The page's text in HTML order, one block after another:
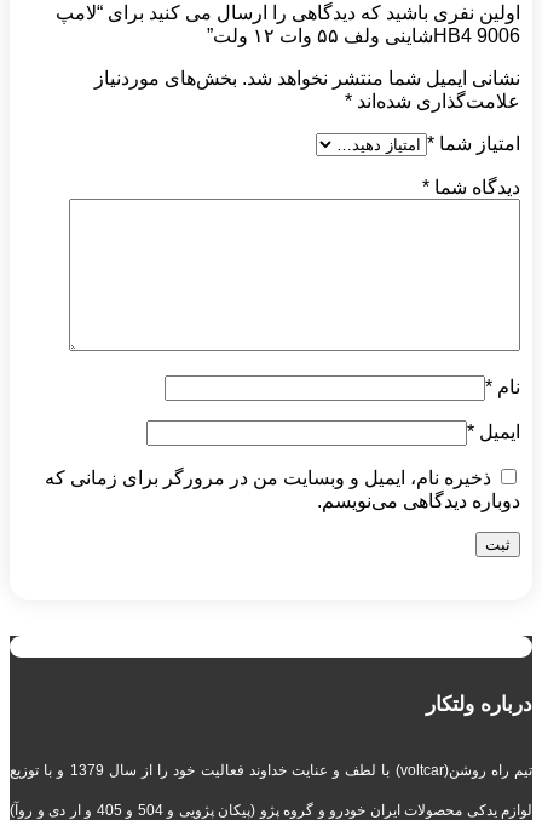
اولین نفری باشید که دیدگاهی را ارسال می کنید برای “لامپ
9006 HB4شاینی ولف ۵۵ وات ۱۲ ولت”
نشانی ایمیل شما منتشر نخواهد شد. بخش‌های موردنیاز
علامت‌گذاری شده‌اند *
امتیاز شما *
دیدگاه شما *
نام *
ایمیل *
ذخیره نام، ایمیل و وبسایت من در مرورگر برای زمانی که
دوباره دیدگاهی می‌نویسم.
درباره ولتکار
تیم راه روشن(voltcar) با لطف و عنایت خداوند فعالیت خود را از سال 1379 و با توزیع
لوازم یدکی محصولات ایران خودرو و گروه پژو (پیکان پژویی و 504 و 405 و ار دی و روآ)